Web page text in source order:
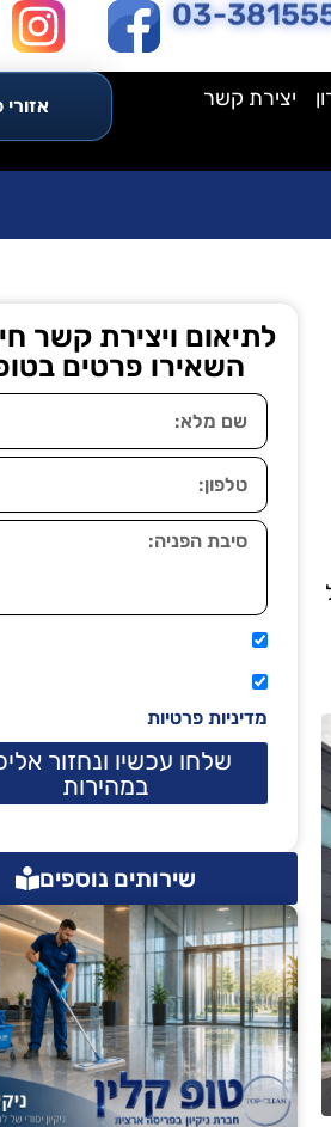
03-
יצירת קשר
לתיאום ויצירת קשר
השאירו פרטים
מדיניות פרטיות
שלחו עכשיו ונחזור
במהירות
שירותים נוספים